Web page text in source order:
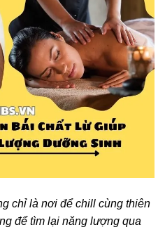
chỉ là nơi để chill cùng thiên
để tìm lại năng lượng qua